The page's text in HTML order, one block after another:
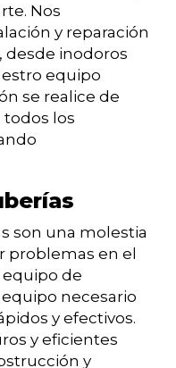
Nos
y reparación
desde inodoros
equipo
se realice de
todos los
son una molestia
problemas en el
de
necesario
y efectivos.
y eficientes
y